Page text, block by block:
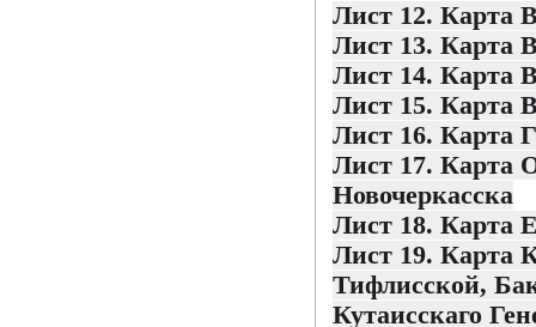
Лист 12. Карта
Лист 13. Карта
Лист 14. Карта
Лист 15. Карта
Лист 16. Карта
Лист 17. Карта
Новочеркасска
Лист 18. Карта
Лист 19. Карта
Тифлисской,
Кутаисскаго